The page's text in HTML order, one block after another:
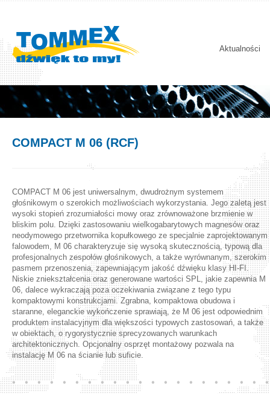
Aktualności
COMPACT M 06 (RCF)
COMPACT M 06 jest uniwersalnym, dwudrożnym systemem
głośnikowym o szerokich możliwościach wykorzystania. Jego zaletą jest
wysoki stopień zrozumiałości mowy oraz zrównoważone brzmienie w
bliskim polu. Dzięki zastosowaniu wielkogabarytowych magnesów oraz
neodymowego przetwornika kopułkowego ze specjalnie zaprojektowanym
falowodem, M 06 charakteryzuje się wysoką skutecznością, typową dla
profesjonalnych zespołów głośnikowych, a także wyrównanym, szerokim
pasmem przenoszenia, zapewniającym jakość dźwięku klasy HI-FI.
Niskie zniekształcenia oraz generowane wartości SPL, jakie zapewnia M
06, dalece wykraczają poza oczekiwania związane z tego typu
kompaktowymi konstrukcjami. Zgrabna, kompaktowa obudowa i
staranne, eleganckie wykończenie sprawiają, że M 06 jest odpowiednim
produktem instalacyjnym dla większości typowych zastosowań, a także
w obiektach, o rygorystycznie sprecyzowanych warunkach
architektonicznych. Opcjonalny osprzęt montażowy pozwala na
instalację M 06 na ścianie lub suficie.